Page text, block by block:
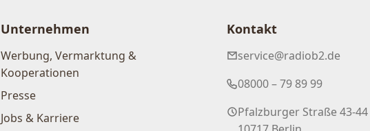
Unternehmen
Werbung, Vermarktung &
Kooperationen
Presse
Jobs & Karriere
Kontakt
service@radiob2.de
08000 – 79 89 99
Pfalzburger Straße 43-44